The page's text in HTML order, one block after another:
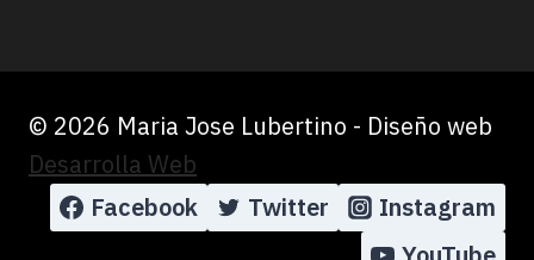
© 2026 Maria Jose Lubertino - Diseño web
Desarrolla Web
Facebook
Twitter
Instagram